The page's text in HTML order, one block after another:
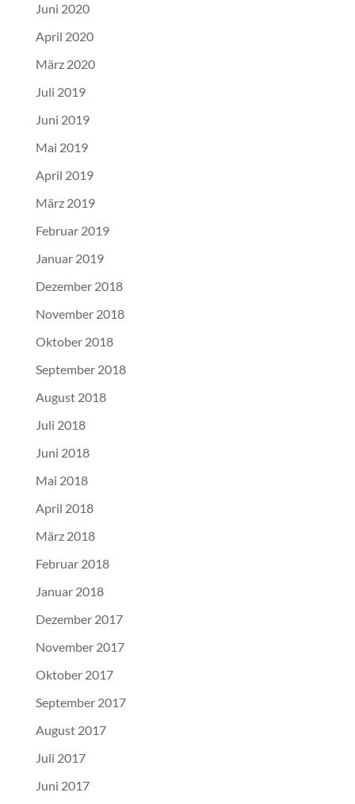
Juni 2020
April 2020
März 2020
Juli 2019
Juni 2019
Mai 2019
April 2019
März 2019
Februar 2019
Januar 2019
Dezember 2018
November 2018
Oktober 2018
September 2018
August 2018
Juli 2018
Juni 2018
Mai 2018
April 2018
März 2018
Februar 2018
Januar 2018
Dezember 2017
November 2017
Oktober 2017
September 2017
August 2017
Juli 2017
Juni 2017